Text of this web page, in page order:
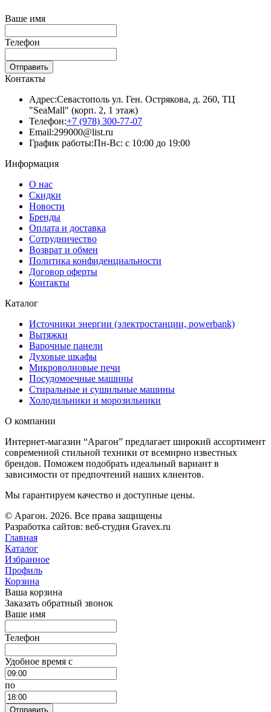
Ваше имя
Телефон
Отправить
Контакты
Адрес:Севастополь ул. Ген. Острякова, д. 260, ТЦ
"SeaMall" (корп. 2, 1 этаж)
Телефон:+7 (978) 300-77-07
Email:299000@list.ru
График работы:Пн-Вс: с 10:00 до 19:00
Информация
О нас
Скидки
Новости
Бренды
Оплата и доставка
Сотрудничество
Возврат и обмен
Политика конфиденциальности
Договор оферты
Контакты
Каталог
Источники энергии (электростанции, powerbank)
Вытяжки
Варочные панели
Духовые шкафы
Микроволновые печи
Посудомоечные машины
Стиральные и сушильные машины
Холодильники и морозильники
О компании
Интернет-магазин “Арагон” предлагает широкий ассортимент
современной стильной техники от всемирно известных
брендов. Поможем подобрать идеальный вариант в
зависимости от предпочтений наших клиентов.
Мы гарантируем качество и доступные цены.
© Арагон. 2026. Все права защищены
Разработка сайтов: веб-студия Gravex.ru
Главная
Каталог
Избранное
Профиль
Корзина
Ваша корзина
Заказать обратный звонок
Ваше имя
Телефон
Удобное время c
по
Отправить